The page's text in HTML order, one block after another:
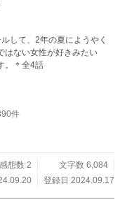
して、2年の夏にようやく
はない女性が好きみたい
。＊全4話
件
感想数 2
文字数 6,084
登録日 2024.09.17